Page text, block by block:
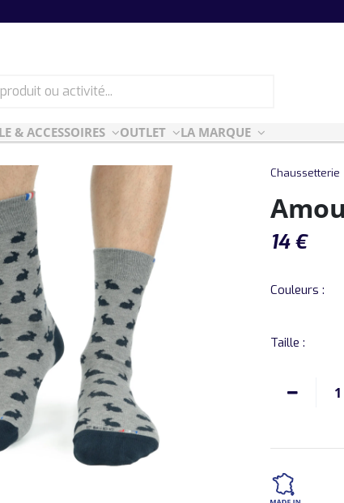
ESSENTIELLES
ski
Air
Style
& ACCESSOIRES OUTLET LA MARQUE
Chaussetterie
14 €
Couleurs :
Taille :
1